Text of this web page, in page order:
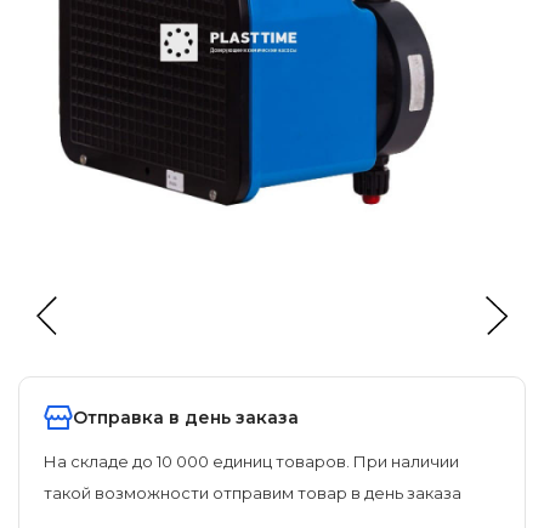
Отправка в день заказа
На складе до 10 000 единиц товаров. При наличии
такой возможности отправим товар в день заказа